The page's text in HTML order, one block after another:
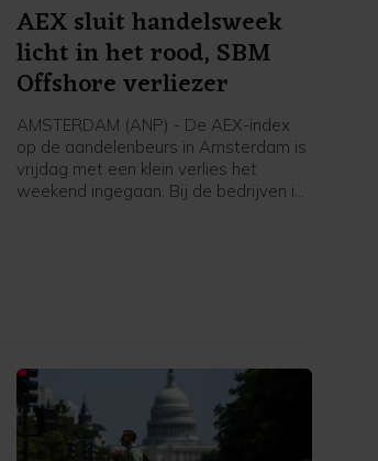
AEX sluit handelsweek
licht in het rood, SBM
Offshore verliezer
AMSTERDAM (ANP) - De AEX-index
op de aandelenbeurs in Amsterdam is
vrijdag met een klein verlies het
weekend ingegaan. Bij de bedrijven in
belangrijke Amerikaanse
banenrapport, dat veel zwakker uitviel
dan verwacht.